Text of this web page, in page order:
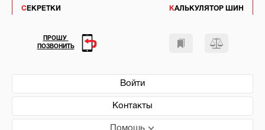
СЕКРЕТКИ
КАЛЬКУЛЯТОР ШИН
Войти
Контакты
ПРОШУ
ПОЗВОНИТЬ